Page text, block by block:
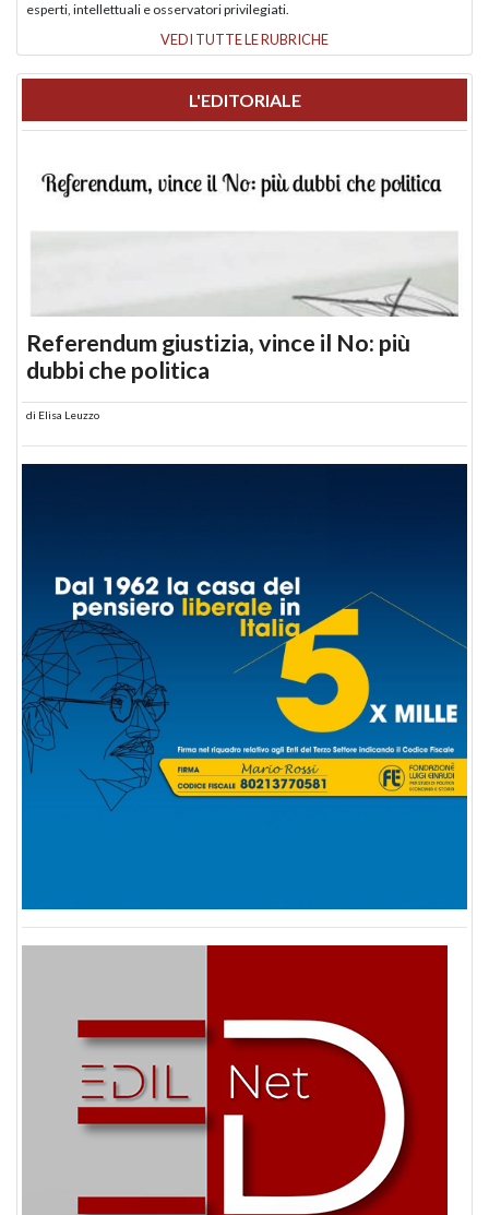
esperti, intellettuali e osservatori privilegiati.
VEDI TUTTE LE RUBRICHE
L'EDITORIALE
Referendum giustizia, vince il No: più
dubbi che politica
di Elisa Leuzzo